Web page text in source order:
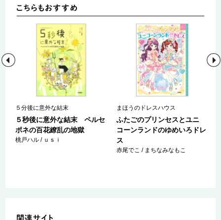
５分後に意外な結末
５秒後に意外な結末 ペルセ
ポネの百花繚乱の地獄
桃戸ハル / ｕｓｉ
まほうのドレスハウス
ふたごのプリンセスとユニ
コーンランドのゆめいろドレ
ス
赤尾でこ / まちなみなもこ